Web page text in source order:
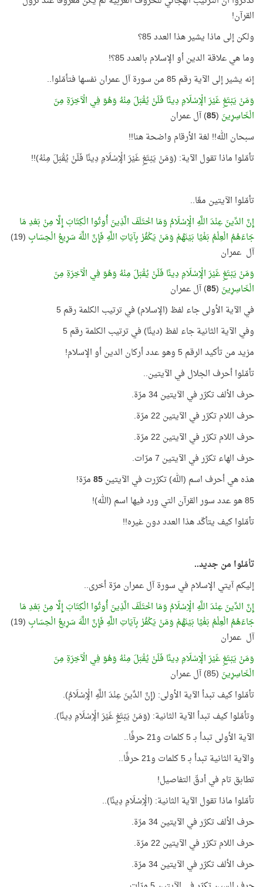
القرآن!
ولكن إلى ماذا يشير هذا العدد 85؟
وما هي علاقة الدين أو الإسلام بالعدد 85؟!
إنه يشير إلى الآية رقم 85 من سورة آل عمران نفسها فتأمّلوا..
وَمَنْ يَبْتَغِ غَيْرَ الْإِسْلَامِ دِينًا فَلَنْ يُقْبَلَ مِنْهُ وَهُوَ فِي الْآخِرَةِ مِنَ
الْخَاسِرِينَ (
85) آل عمران
سبحان الله!! لغة الأرقام واضحة هنا!!
تأمّلوا ماذا تقول الآية: (وَمَنْ يَبْتَغِ غَيْرَ الْإِسْلَامِ دِينًا فَلَنْ يُقْبَلَ مِنْهُ)!!
تأمّلوا الآيتين معًا..
إِنَّ الدِّينَ عِنْدَ اللَّهِ الْإِسْلَامُ وَمَا اخْتَلَفَ الَّذِينَ أُوتُوا الْكِتَابَ إِلَّا مِنْ بَعْدِ مَا
جَاءَهُمُ الْعِلْمُ بَغْيًا بَيْنَهُمْ وَمَنْ يَكْفُرْ بِآيَاتِ اللَّهِ فَإِنَّ اللَّهَ سَرِيعُ الْحِسَابِ
(19)
آل عمران
وَمَنْ يَبْتَغِ غَيْرَ الْإِسْلَامِ دِينًا فَلَنْ يُقْبَلَ مِنْهُ وَهُوَ فِي الْآخِرَةِ مِنَ
الْخَاسِرِينَ (
85) آل عمران
في الآية الأولى جاء لفظ (الإسلام) في ترتيب الكلمة رقم 5
وفي الآية الثانية جاء لفظ (دينًا) في ترتيب الكلمة رقم 5
مزيد من تأكيد الرقم 5 وهو عدد أركان الدين أو الإسلام!
تأمّلوا أحرف الجلال في الآيتين..
حرف الألف تكرّر في الآيتين 34 مرّة.
حرف اللام تكرّر في الآيتين 22 مرّة.
حرف اللام تكرّر في الآيتين 22 مرّة.
حرف الهاء تكرّر في الآيتين 7 مرّات.
هذه هي أحرف اسم (الله) تكرّرت في الآيتين85مرّة!
85 هو عدد سور القرآن التي ورد فيها اسم (الله)!
تأمّلوا كيف يتأكّد هذا العدد دون غيره!!
تأمّلوا من جديد..
إليكم آيتي الإسلام في سورة آل عمران مرّة أخرى..
إِنَّ الدِّينَ عِنْدَ اللَّهِ الْإِسْلَامُ وَمَا اخْتَلَفَ الَّذِينَ أُوتُوا الْكِتَابَ إِلَّا مِنْ بَعْدِ مَا
جَاءَهُمُ الْعِلْمُ بَغْيًا بَيْنَهُمْ وَمَنْ يَكْفُرْ بِآيَاتِ اللَّهِ فَإِنَّ اللَّهَ سَرِيعُ الْحِسَابِ
(19)
آل عمران
وَمَنْ يَبْتَغِ غَيْرَ الْإِسْلَامِ دِينًا فَلَنْ يُقْبَلَ مِنْهُ وَهُوَ فِي الْآخِرَةِ مِنَ
الْخَاسِرِينَ (85) آل عمران
تأمّلوا كيف تبدأ الآية الأولى: (إِنَّ الدِّينَ عِنْدَ اللَّهِ الْإِسْلَامُ).
وتأمّلوا كيف تبدأ الآية الثانية: (وَمَنْ يَبْتَغِ غَيْرَ الْإِسْلَامِ دِينًا).
الآية الأولى تبدأ بـ 5 كلمات و21 حرفًا..
والآية الثانية تبدأ بـ 5 كلمات و21 حرفًا..
تطابق تام في أدقّ التفاصيل!
تأمّلوا ماذا تقول الآية الثانية: (الْإِسْلَامِ دِينًا)..
حرف الألف تكرّر في الآيتين 34 مرّة.
حرف اللام تكرّر في الآيتين 22 مرّة.
حرف الألف تكرّر في الآيتين 34 مرّة.